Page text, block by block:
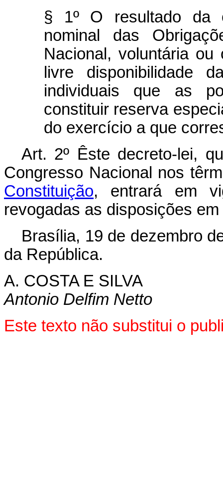
§ 1º O resultado da
nominal das
Nacional, voluntária ou
livre disponibilidade
individuais que as
constituir reserva
do exercício a que
Art. 2º Êste decreto-lei,
Congresso Nacional nos
Constituição, entrará em
revogadas as disposições
Brasília, 19 de dezembro
da República.
A. COSTA E SILVA
Antonio Delfim Netto
Este texto não substitui o